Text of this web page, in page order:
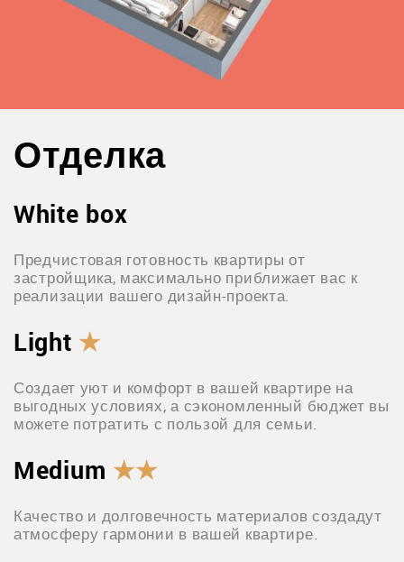
Отделка
White box
Предчистовая готовность квартиры от
застройщика, максимально приближает вас к
реализации вашего дизайн-проекта.
Light ★
Создает уют и комфорт в вашей квартире на
выгодных условиях, а сэкономленный бюджет вы
можете потратить с пользой для семьи.
Medium ★★
Качество и долговечность материалов создадут
атмосферу гармонии в вашей квартире.